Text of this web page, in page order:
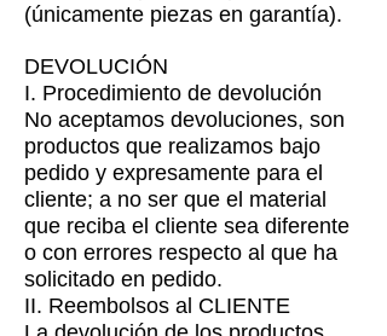
(únicamente piezas en garantía).
DEVOLUCIÓN
I. Procedimiento de devolución
No aceptamos devoluciones, son
productos que realizamos bajo
pedido y expresamente para el
cliente; a no ser que el material
que reciba el cliente sea diferente
o con errores respecto al que ha
solicitado en pedido.
II. Reembolsos al CLIENTE